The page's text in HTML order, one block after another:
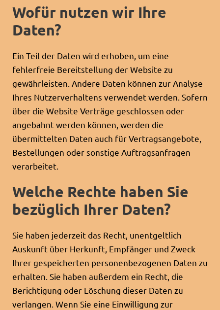
Wofür nutzen wir Ihre
Daten?
Ein Teil der Daten wird erhoben, um eine
fehlerfreie Bereitstellung der Website zu
gewährleisten. Andere Daten können zur Analyse
Ihres Nutzerverhaltens verwendet werden. Sofern
über die Website Verträge geschlossen oder
angebahnt werden können, werden die
übermittelten Daten auch für Vertragsangebote,
Bestellungen oder sonstige Auftragsanfragen
verarbeitet.
Welche Rechte haben Sie
bezüglich Ihrer Daten?
Sie haben jederzeit das Recht, unentgeltlich
Auskunft über Herkunft, Empfänger und Zweck
Ihrer gespeicherten personenbezogenen Daten zu
erhalten. Sie haben außerdem ein Recht, die
Berichtigung oder Löschung dieser Daten zu
verlangen. Wenn Sie eine Einwilligung zur